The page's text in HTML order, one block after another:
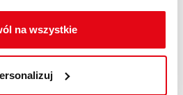
na wszystkie
rynku, niezawodna logistyka i szeroka
przez najlepszych producentów
jedne z cech wyróżniających AB
Góra. Na co dzień wychodzimy